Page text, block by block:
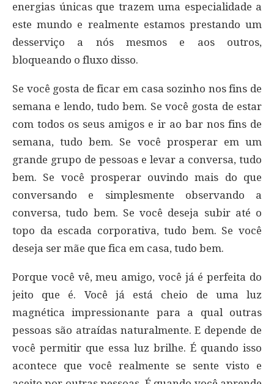
energias únicas que trazem uma especialidade a
este mundo e realmente estamos prestando um
desserviço a nós mesmos e aos outros,
bloqueando o fluxo disso.
Se você gosta de ficar em casa sozinho nos fins de
semana e lendo, tudo bem. Se você gosta de estar
com todos os seus amigos e ir ao bar nos fins de
semana, tudo bem. Se você prosperar em um
grande grupo de pessoas e levar a conversa, tudo
bem. Se você prosperar ouvindo mais do que
conversando e simplesmente observando a
conversa, tudo bem. Se você deseja subir até o
topo da escada corporativa, tudo bem. Se você
deseja ser mãe que fica em casa, tudo bem.
Porque você vê, meu amigo, você já é perfeita do
jeito que é. Você já está cheio de uma luz
magnética impressionante para a qual outras
pessoas são atraídas naturalmente. E depende de
você permitir que essa luz brilhe. É quando isso
acontece que você realmente se sente visto e